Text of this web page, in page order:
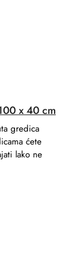
x 40 cm
gredica
ćete
lako ne